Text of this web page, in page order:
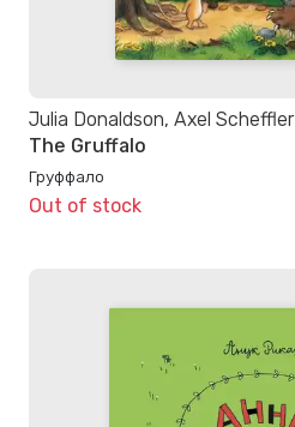
Julia Donaldson, Axel Scheffler
The Gruffalo
Груффало
Out of stock